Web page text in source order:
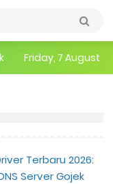
Friday, 7 August
Terbaru 2026:
Server Gojek